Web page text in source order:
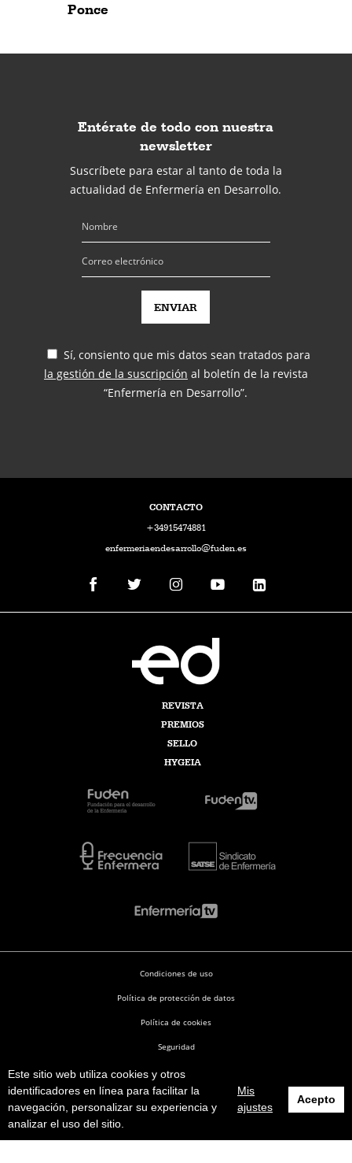
Este sitio web utiliza cookies y otros
identificadores en línea para facilitar la
navegación, personalizar su experiencia y
analizar el uso del sitio.
Mis
ajustes
Acepto
Ponce
Entérate de todo con nuestra
newsletter
Suscríbete para estar al tanto de toda la
actualidad de Enfermería en Desarrollo.
Sí, consiento que mis datos sean tratados para
la gestión de la suscripción al boletín de la revista
“Enfermería en Desarrollo”.
CONTACTO
+34915474881
enfermeriaendesarrollo@fuden.es
REVISTA
PREMIOS
SELLO
HYGEIA
Enfermería en Desarrollo © 2026
Condiciones de uso
Política de protección de datos
Política de cookies
Seguridad